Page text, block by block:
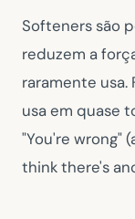
Softeners são
reduzem a
raramente usa.
usa em quase
"You're wrong"
think there's